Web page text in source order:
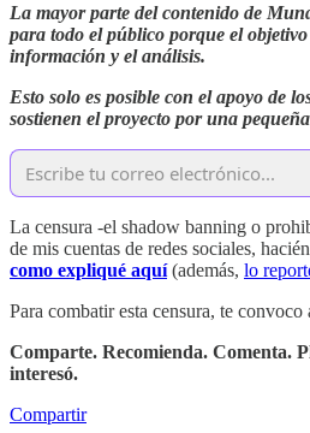
La mayor parte del contenido de
para todo el público porque el
información y el análisis.
Esto solo es posible con el apoyo de
sostienen el proyecto por una
La censura -el shadow banning o
de mis cuentas de redes sociales,
como expliqué aquí(además, lo
Para combatir esta censura, te convoco
Comparte. Recomienda. Comenta.
interesó.
Compartir